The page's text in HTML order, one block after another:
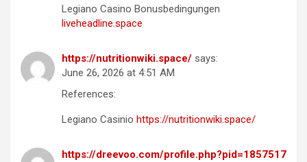
Legiano Casino Bonusbedingungen
liveheadline.space
https://nutritionwiki.space/ says:
June 26, 2026 at 4:51 AM
References:
Legiano Casinio https://nutritionwiki.space/
https://dreevoo.com/profile.php?pid=1857517